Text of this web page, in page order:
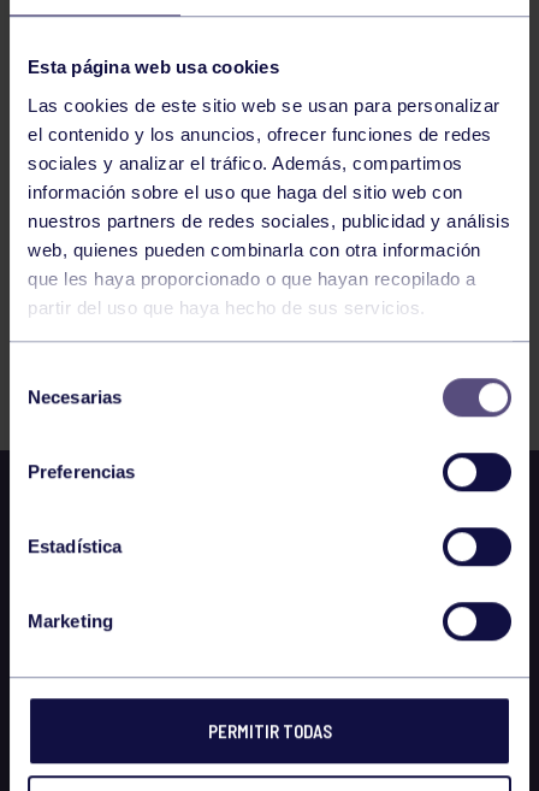
Esta página web usa cookies
Las cookies de este sitio web se usan para personalizar
el contenido y los anuncios, ofrecer funciones de redes
sociales y analizar el tráfico. Además, compartimos
información sobre el uso que haga del sitio web con
nuestros partners de redes sociales, publicidad y análisis
web, quienes pueden combinarla con otra información
que les haya proporcionado o que hayan recopilado a
partir del uso que haya hecho de sus servicios.
Necesarias
Preferencias
Estadística
Marketing
PERMITIR TODAS
17:30h HOCKEY
JUEGOS ESCOLARES INFANTIL: RGCC M –
1183 1184 1185 1186 1187
1188